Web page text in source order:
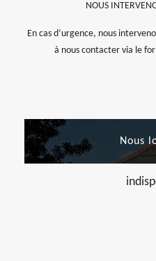
NOUS
En cas d’urgence, nous
à nous contacter via le
Nous